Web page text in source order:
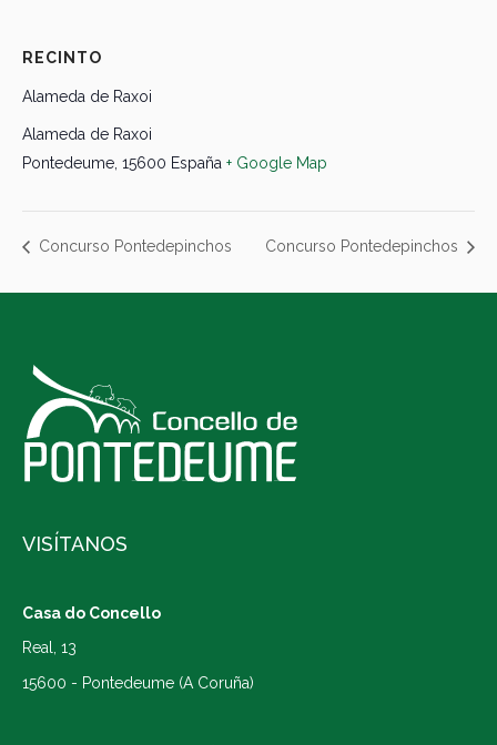
RECINTO
Alameda de Raxoi
Alameda de Raxoi
Pontedeume 15600 España + Google Map
Concurso Pontedepinchos Concurso Pontedepinchos
VISÍTANOS
Casa do Concello
Real, 13
15600 - Pontedeume (A Coruña)